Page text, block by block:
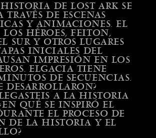
DE LOST ARK SE
TRAVÉS DE ESCENAS
Y ANIMACIONES. EL
HÉROES, FEITON,
SUR Y OTROS LUGARES
INICIALES DEL
IMPRESIÓN EN LOS
ELGACIA TIENE
DE SECUENCIAS.
DESARROLLARON?
A LA HISTORIA
QUÉ SE INSPIRÓ EL
EL PROCESO DE
DE LA HISTORIA Y EL